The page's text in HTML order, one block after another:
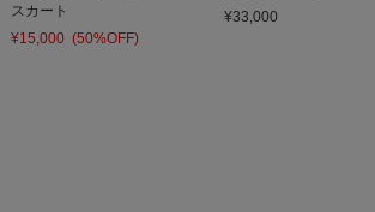
スカート
¥15,000 (50%OFF)
¥33,000